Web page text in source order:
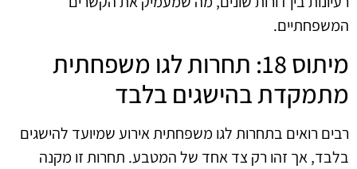
המשפחתיים.
מיתוס 18: תחרות לגו משפחתית
מתמקדת בהישגים בלבד
רבים רואים בתחרות לגו משפחתית אירוע שמיועד להישגים
בלבד, אך זהו רק צד אחד של המטבע. תחרות זו מקנה